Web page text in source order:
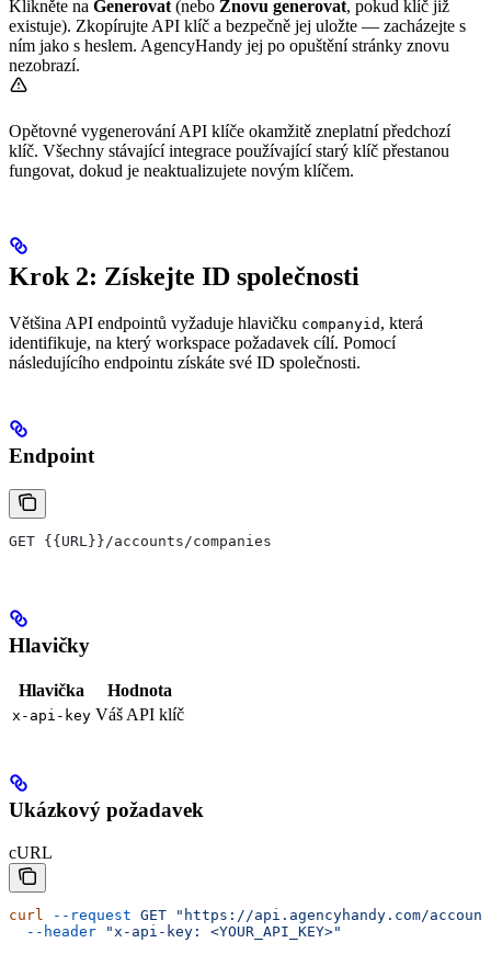
Klikněte na Generovat (nebo Znovu generovat, pokud klíč již
existuje). Zkopírujte API klíč a bezpečně jej uložte — zacházejte s
ním jako s heslem. AgencyHandy jej po opuštění stránky znovu
nezobrazí.
Opětovné vygenerování API klíče okamžitě zneplatní předchozí
klíč. Všechny stávající integrace používající starý klíč přestanou
fungovat, dokud je neaktualizujete novým klíčem.
Krok 2: Získejte ID společnosti
Většina API endpointů vyžaduje hlavičku companyid , která
identifikuje, na který workspace požadavek cílí. Pomocí
následujícího endpointu získáte své ID společnosti.
Endpoint
GET {{URL}}/accounts/companies
Hlavičky
Hlavička Hodnota
x-api-key Váš API klíč
Ukázkový požadavek
cURL
curl --request GET "https://api.agencyhandy.com/
  --header
"x-api-key: <YOUR_API_KEY>"